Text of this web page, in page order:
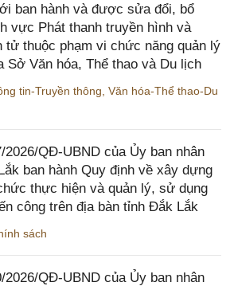
ban hành và được sửa đổi, bổ
vực Phát thanh truyền hình và
tử thuộc phạm vi chức năng quản lý
Sở Văn hóa, Thể thao và Du lịch
tin-Truyền thông Văn hóa-Thể thao-Du
2026/QĐ-UBND của Ủy ban nhân
ban hành Quy định về xây dựng
thực hiện và quản lý, sử dụng
công trên địa bàn tỉnh Đắk Lắk
sách
2026/QĐ-UBND của Ủy ban nhân